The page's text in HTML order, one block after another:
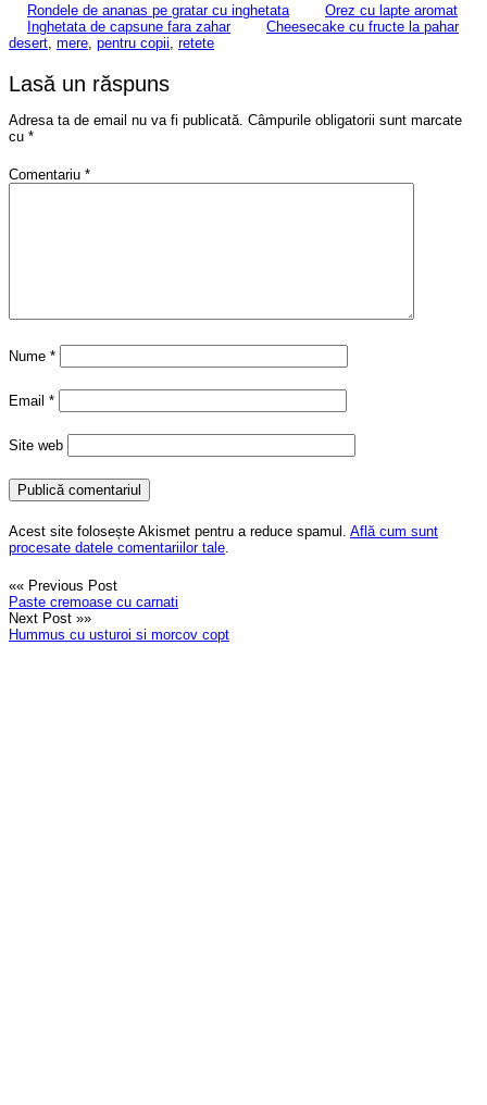
Rondele de ananas pe gratar cu inghetata
Orez cu lapte aromat
Inghetata de capsune fara zahar
Cheesecake cu fructe la pahar
desert mere pentru copii retete
Lasă un răspuns
Adresa ta de email nu va fi publicată. Câmpurile obligatorii sunt marcate
cu *
Comentariu *
Nume *
Email *
Site web
Acest site folosește Akismet pentru a reduce spamul. Află cum sunt
procesate datele comentariilor tale
«« Previous Post
Paste cremoase cu carnati
Next Post »»
Hummus cu usturoi si morcov copt